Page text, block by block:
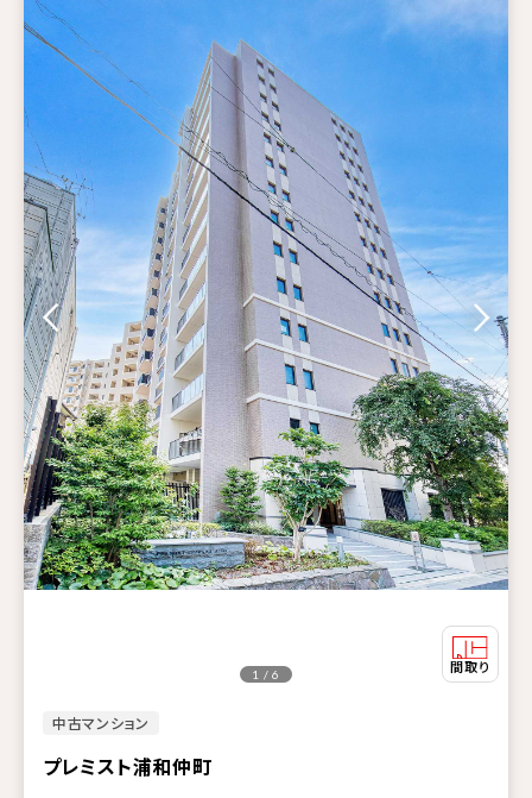
中古マンション
プレミスト浦和仲町
1 / 6